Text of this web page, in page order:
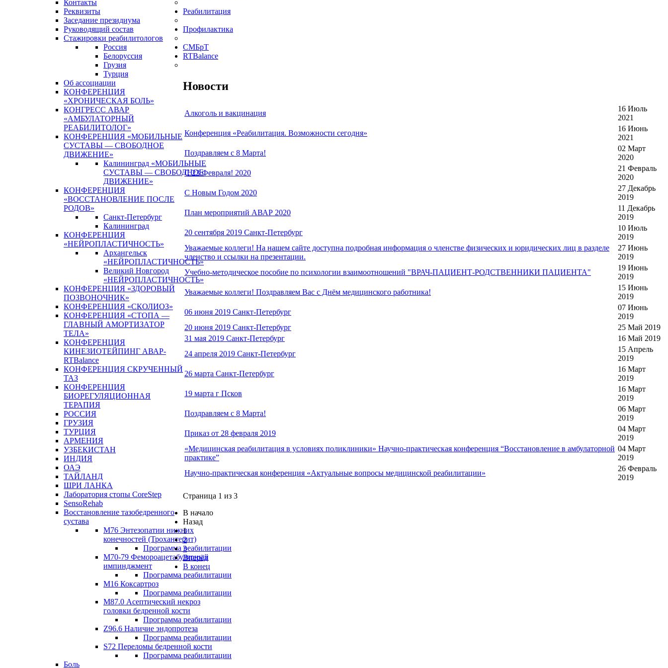
Контакты
Реквизиты
Заседание президиума
Руководящий состав
Стажировки реабилитологов
Россия
Белоруссия
Грузия
Турция
Об ассоциации
КОНФЕРЕНЦИЯ
«ХРОНИЧЕСКАЯ БОЛЬ»
КОНГРЕСС АВАР
«АМБУЛАТОРНЫЙ
РЕАБИЛИТОЛОГ»
КОНФЕРЕНЦИЯ «МОБИЛЬНЫЕ
СУСТАВЫ — СВОБОДНОЕ
ДВИЖЕНИЕ»
Калининград «МОБИЛЬНЫЕ
СУСТАВЫ — СВОБОДНОЕ
ДВИЖЕНИЕ»
КОНФЕРЕНЦИЯ
«ВОССТАНОВЛЕНИЕ ПОСЛЕ
РОДОВ»
Санкт-Петербург
Калининград
КОНФЕРЕНЦИЯ
«НЕЙРОПЛАСТИЧНОСТЬ»
Архангельск
«НЕЙРОПЛАСТИЧНОСТЬ»
Великий Новгород
«НЕЙРОПЛАСТИЧНОСТЬ»
КОНФЕРЕНЦИЯ «ЗДОРОВЫЙ
ПОЗВОНОЧНИК»
КОНФЕРЕНЦИЯ «СКОЛИОЗ»
КОНФЕРЕНЦИЯ «СТОПА —
ГЛАВНЫЙ АМОРТИЗАТОР
ТЕЛА»
КОНФЕРЕНЦИЯ
КИНЕЗИОТЕЙПИНГ АВАР-
RTBalance
КОНФЕРЕНЦИЯ СКРУЧЕННЫЙ
ТАЗ
КОНФЕРЕНЦИЯ
БИОРЕГУЛЯЦИОННАЯ
ТЕРАПИЯ
РОССИЯ
ГРУЗИЯ
ТУРЦИЯ
АРМЕНИЯ
УЗБЕКИСТАН
ИНДИЯ
ОАЭ
ТАЙЛАНД
ШРИ ЛАНКА
Лаборатория стопы CoreStep
SensoRehab
Реабилитация
Восстановление тазобедренного
сустава
М76 Энтезопатии нижних
конечностей (Трохантерит)
Программа реабилитации
М70-79 Фемороацетабулярный
импинджмент
Программа реабилитации
M16 Коксартроз
Программа реабилитации
М87.0 Асептический некроз
головки бедренной кости
Программа реабилитации
Z96.6 Наличие эндопротеза
Программа реабилитации
S72 Переломы бедренной кости
Программа реабилитации
Боль
Профилактика
СМБрТ
RTBalance
Новости
Алкоголь и вакцинация
16 Июль
2021
Конференция «Реабилитация. Возможности сегодня»
16 Июнь
2021
Поздравляем с 8 Марта!
02 Март
2020
С 23 Февраля! 2020
21 Февраль
2020
С Новым Годом 2020
27 Декабрь
2019
План мероприятий АВАР 2020
11 Декабрь
2019
20 сентября 2019 Санкт-Петербург
10 Июль
2019
Уважаемые коллеги! На нашем сайте доступна подробная информация о членстве физических и юридических лиц в разделе
членство и ссылки на презентации.
27 Июнь
2019
Учебно-методическое пособие по психологии взаимоотношений "ВРАЧ-ПАЦИЕНТ-РОДСТВЕННИКИ ПАЦИЕНТА"
19 Июнь
2019
Уважаемые коллеги! Поздравляем Вас с Днём медицинского работника!
15 Июнь
2019
06 июня 2019 Санкт-Петербург
07 Июнь
2019
20 июня 2019 Санкт-Петербург
25 Май 2019
31 мая 2019 Санкт-Петербург
16 Май 2019
24 апреля 2019 Санкт-Петербург
15 Апрель
2019
26 марта Санкт-Петербург
16 Март
2019
19 марта г Псков
16 Март
2019
Поздравляем с 8 Марта!
06 Март
2019
Приказ от 28 февраля 2019
04 Март
2019
«Медицинская реабилитация в условиях поликлиники» Научно-практическая конференция “Восстановление в амбулаторной
практике”
04 Март
2019
Научно-практическая конференция «Актуальные вопросы медицинской реабилитации»
26 Февраль
2019
Страница 1 из 3
В начало
Назад
1
2
3
Вперёд
В конец